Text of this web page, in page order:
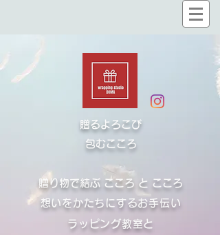
贈るよろこび
​包むこころ
贈り物で結ぶ こころ と こころ
想いをかたちにするお手伝い
ラッピング教室と